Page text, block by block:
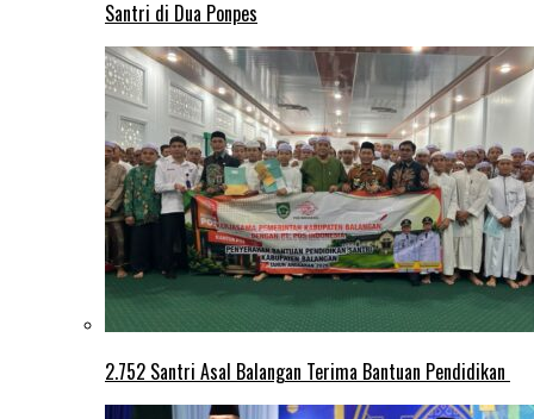
Santri di Dua Ponpes
2.752 Santri Asal Balangan Terima Bantuan Pendidikan